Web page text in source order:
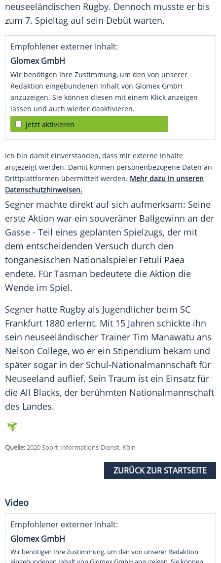
neuseeländischen Rugby. Dennoch musste er bis
zum 7. Spieltag auf sein Debüt warten.
Empfohlener externer Inhalt:
Glomex GmbH
Wir benötigen Ihre Zustimmung, um den von unserer
Redaktion eingebundenen Inhalt von Glomex GmbH
anzuzeigen. Sie können diesen mit einem Klick anzeigen
lassen und auch wieder deaktivieren.
jetzt aktivieren
Ich bin damit einverstanden, dass mir externe Inhalte
angezeigt werden. Damit können personenbezogene Daten an
Drittplattformen übermittelt werden. Mehr dazu in unseren
Datenschutzhinweisen.
Segner machte direkt auf sich aufmerksam: Seine
erste Aktion war ein souveräner Ballgewinn an der
Gasse - Teil eines geplanten Spielzugs, der mit
dem entscheidenden Versuch durch den
tonganesischen Nationalspieler Fetuli Paea
endete. Für Tasman bedeutete die Aktion die
Wende im Spiel.
Segner hatte Rugby als Jugendlicher beim SC
Frankfurt 1880 erlernt. Mit 15 Jahren schickte ihn
sein neuseeländischer Trainer Tim Manawatu ans
Nelson College, wo er ein Stipendium bekam und
später sogar in der Schul-Nationalmannschaft für
Neuseeland auflief. Sein Traum ist ein Einsatz für
die All Blacks, der berühmten Nationalmannschaft
des Landes.
Quelle:2020 Sport-Informations-Dienst, Köln
ZURÜCK ZUR STARTSEITE
Video
Empfohlener externer Inhalt:
Glomex GmbH
Wir benötigen Ihre Zustimmung, um den von unserer Redaktion